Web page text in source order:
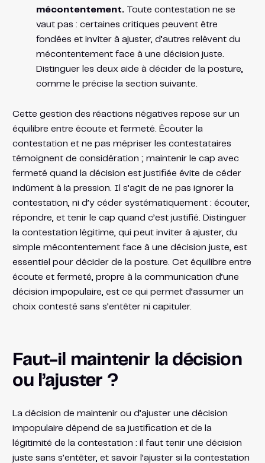
mécontentement.Toute contestation ne se
vaut pas : certaines critiques peuvent être
fondées et inviter à ajuster, d’autres relèvent du
mécontentement face à une décision juste.
Distinguer les deux aide à décider de la posture,
comme le précise la section suivante.
Cette gestion des réactions négatives repose sur un
équilibre entre écoute et fermeté. Écouter la
contestation et ne pas mépriser les contestataires
témoignent de considération ; maintenir le cap avec
fermeté quand la décision est justifiée évite de céder
indûment à la pression. Il s’agit de ne pas ignorer la
contestation, ni d’y céder systématiquement : écouter,
répondre, et tenir le cap quand c’est justifié. Distinguer
la contestation légitime, qui peut inviter à ajuster, du
simple mécontentement face à une décision juste, est
essentiel pour décider de la posture. Cet équilibre entre
écoute et fermeté, propre à la communication d’une
décision impopulaire, est ce qui permet d’assumer un
choix contesté sans s’entêter ni capituler.
Faut-il maintenir la décision
ou l’ajuster ?
La décision de maintenir ou d’ajuster une décision
impopulaire dépend de sa justification et de la
légitimité de la contestation : il faut tenir une décision
juste sans s’entêter, et savoir l’ajuster si la contestation